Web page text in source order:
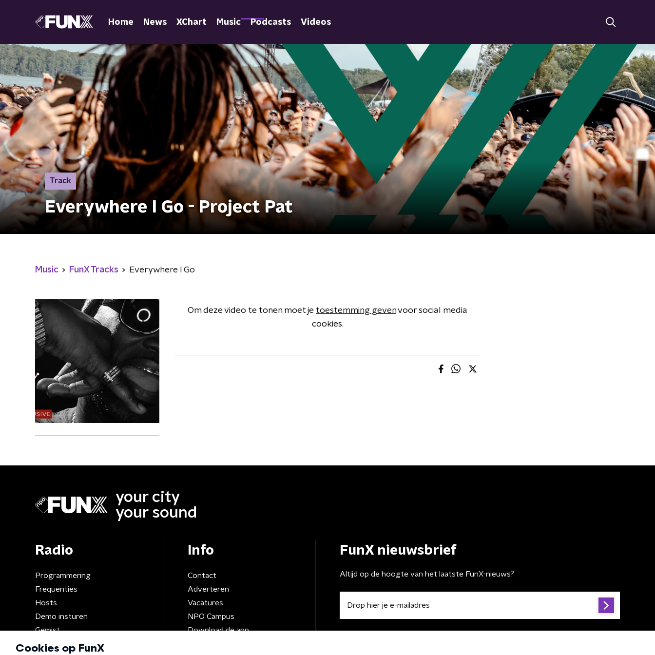
Home News XChart Music Podcasts Videos
Track
Everywhere I Go - Project Pat
Music FunX Tracks Everywhere I Go
Om deze video te tonen moet je toestemming gevenvoor social media
cookies.
your city
your sound
Radio
Programmering
Frequenties
Hosts
Demo insturen
Gemist
Info
Contact
Adverteren
Vacatures
NPO Campus
Download de app
FunX nieuwsbrief
Altijd op de hoogte van het laatste FunX-nieuws?